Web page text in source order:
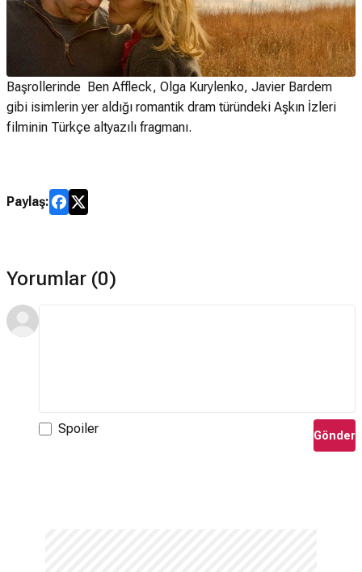
Başrollerinde Ben Affleck, Olga Kurylenko, Javier Bardem
gibi isimlerin yer aldığı romantik dram türündeki Aşkın İzleri
filminin Türkçe altyazılı fragmanı.
Paylaş:
Yorumlar (0)
Spoiler Gönder